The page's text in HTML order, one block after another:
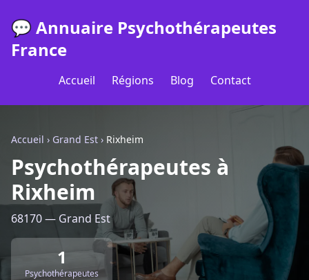
💬 Annuaire Psychothérapeutes
France
Accueil Régions Blog Contact
Accueil › Grand Est › Rixheim
Psychothérapeutes à
Rixheim
68170 — Grand Est
1
Psychothérapeutes